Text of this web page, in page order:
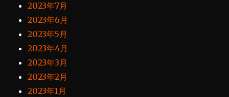
2023年7月
2023年6月
2023年5月
2023年4月
2023年3月
2023年2月
2023年1月